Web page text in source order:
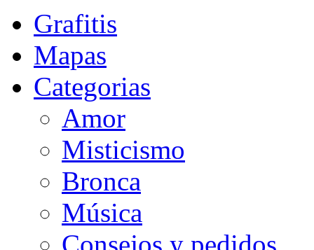
Grafitis
Mapas
Categorias
Amor
Misticismo
Bronca
Música